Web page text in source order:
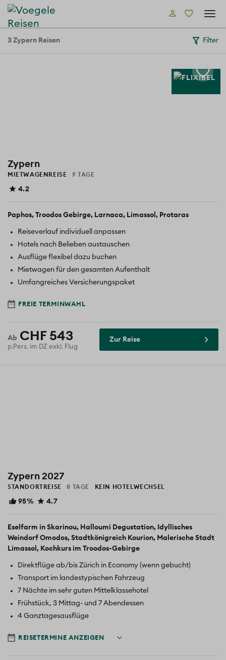
Filter
3 Zypern Reisen
Zypern
MIETWAGENREISE 9 TAGE
4.2
Paphos Troodos Gebirge Larnaca Limassol Protaras
Reiseverlauf individuell anpassen
Hotels nach Belieben austauschen
Ausflüge flexibel dazu buchen
Mietwagen für den gesamten Aufenthalt
Umfangreiches Versicherungspaket
FREIE TERMINWAHL
CHF 543
p.Pers. im DZ exkl. Flug
Zur Reise
Zypern 2027
STANDORTREISE 8 TAGE KEIN HOTELWECHSEL
95% 4.7
Eselfarm in Skarinou Halloumi Degustation Idyllisches
Weindorf Omodos Stadtkönigreich Kourion Malerische Stadt
Limassol Kochkurs im Troodos-Gebirge
Direktflüge ab/bis Zürich in Economy (wenn gebucht)
Transport im landestypischen Fahrzeug
7 Nächte im sehr guten Mittelklassehotel
Frühstück, 3 Mittag- und 7 Abendessen
4 Ganztagesausflüge
REISETERMINE ANZEIGEN